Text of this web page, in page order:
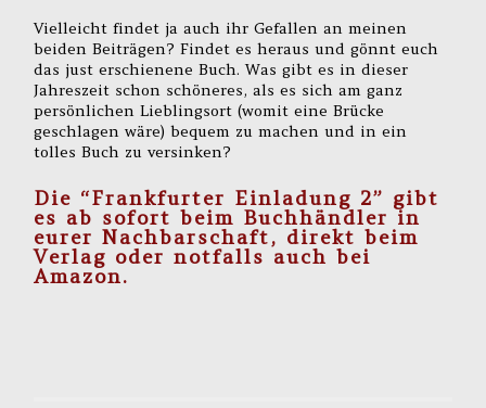
Vielleicht findet ja auch ihr Gefallen an meinen
beiden Beiträgen? Findet es heraus und gönnt euch
das just erschienene Buch. Was gibt es in dieser
Jahreszeit schon schöneres, als es sich am ganz
persönlichen Lieblingsort (womit eine Brücke
geschlagen wäre) bequem zu machen und in ein
tolles Buch zu versinken?
Die “Frankfurter Einladung 2” gibt
es ab sofort beim Buchhändler in
eurer Nachbarschaft, direkt beim
Verlag oder notfalls auchbei
Amazon.